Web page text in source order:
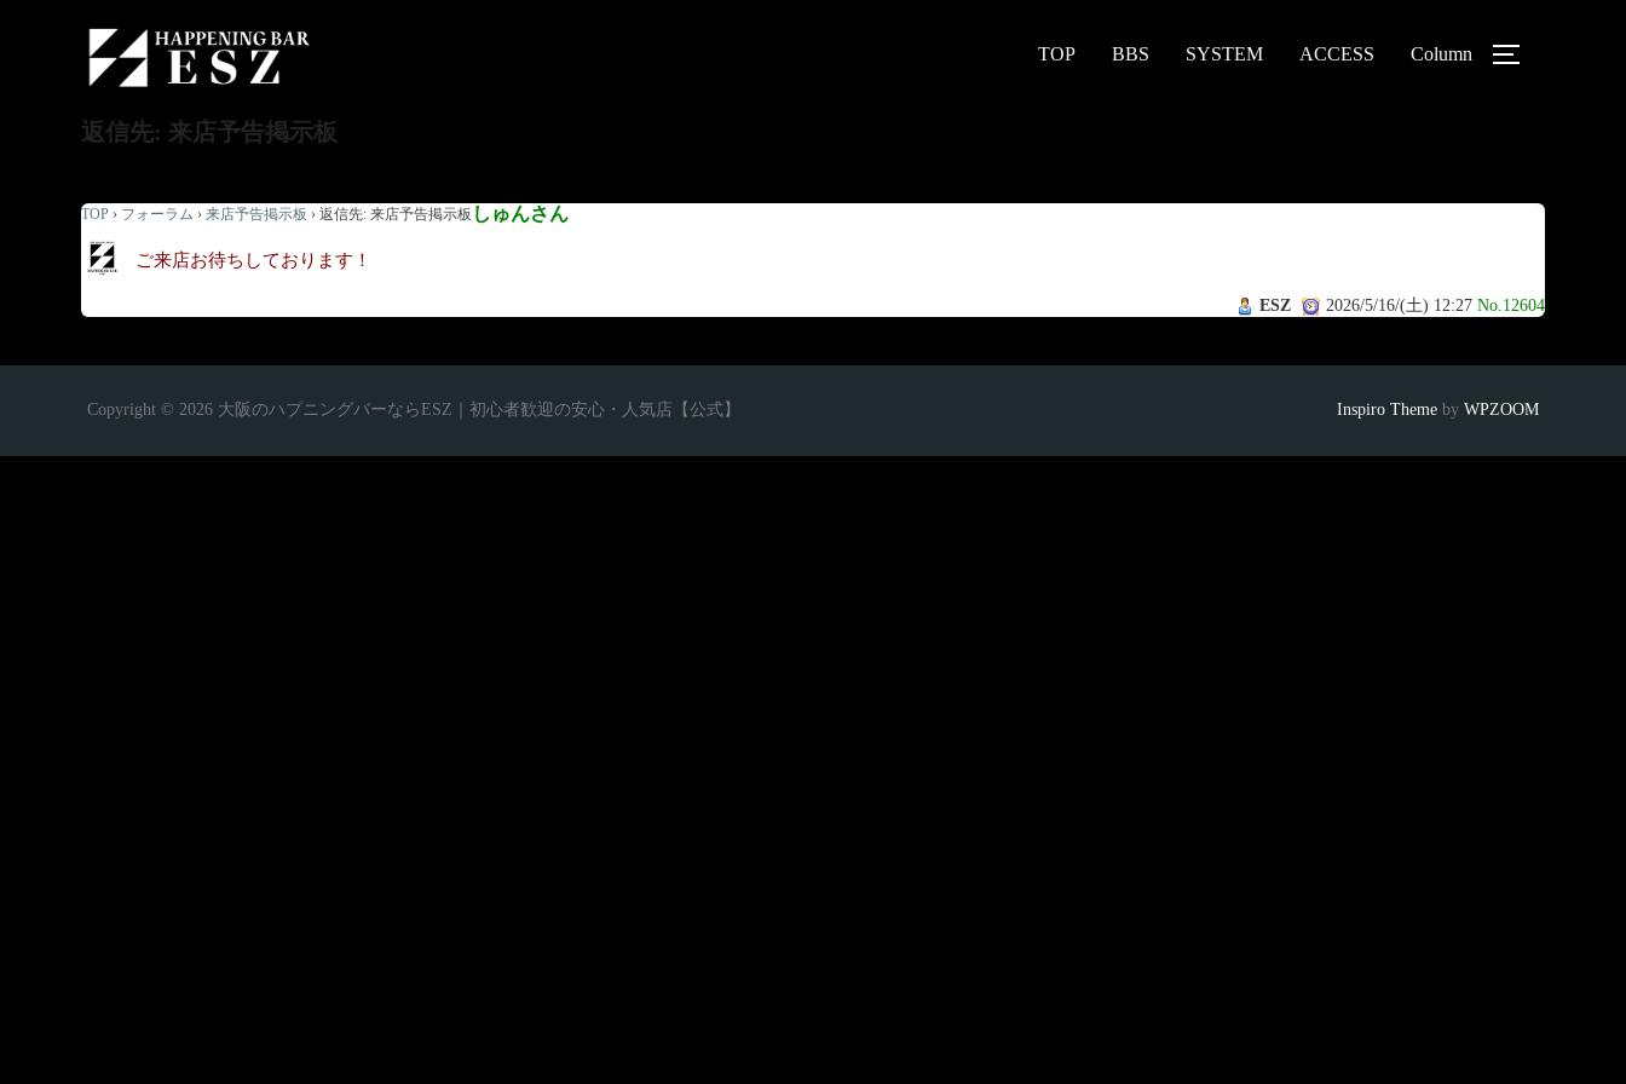
TOP BBS SYSTEM ACCESS Column
返信先: 来店予告掲示板
TOP › フォーラム › 来店予告掲示板 › 返信先: 来店予告掲示板 しゅんさん
ご来店お待ちしております！
ESZ 2026/5/16/(土) 12:27 No.12604
Copyright © 2026 大阪のハプニングバーならESZ｜初心者歓迎の安心・人気店【公式】 Inspiro Theme by WPZOOM